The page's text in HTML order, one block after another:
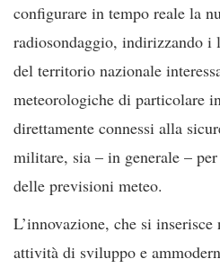
configurare in tempo reale la
radiosondaggio, indirizzando i
del territorio nazionale
meteorologiche di particolare
direttamente connessi alla
militare, sia – in generale –
delle previsioni meteo.
L’innovazione, che si
attività di sviluppo e